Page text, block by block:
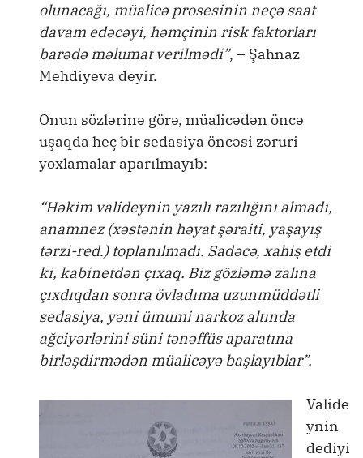
olunacağı, müalicə prosesinin neçə saat
davam edəcəyi, həmçinin risk faktorları
barədə məlumat verilmədi”, – Şahnaz
Mehdiyeva deyir.
Onun sözlərinə görə, müalicədən öncə
uşaqda heç bir sedasiya öncəsi zəruri
yoxlamalar aparılmayıb:
“Həkim valideynin yazılı razılığını almadı,
anamnez (xəstənin həyat şəraiti, yaşayış
tərzi-red.) toplanılmadı. Sadəcə, xahiş etdi
ki, kabinetdən çıxaq. Biz gözləmə zalına
çıxdıqdan sonra övladıma uzunmüddətli
sedasiya, yəni ümumi narkoz altında
ağciyərlərini süni tənəffüs aparatına
birləşdirmədən müalicəyə başlayıblar”.
Valide
ynin
dediyi